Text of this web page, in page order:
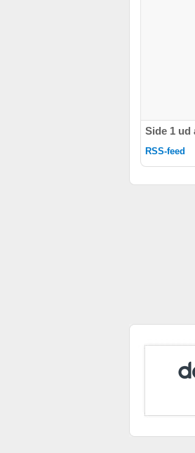
Side 1 ud
RSS-feed
Bruge begrænsede oplysninger til